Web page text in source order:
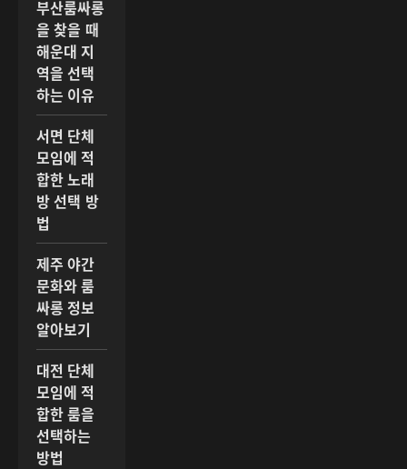
부산룸싸롱
을 찾을 때
해운대 지
역을 선택
하는 이유
서면 단체
모임에 적
합한 노래
방 선택 방
법
제주 야간
문화와 룸
싸롱 정보
알아보기
대전 단체
모임에 적
합한 룸을
선택하는
방법